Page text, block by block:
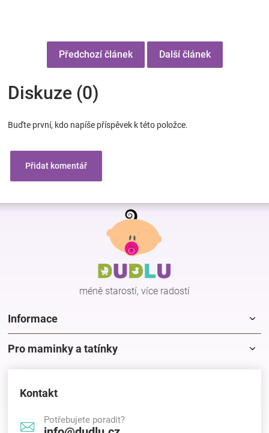
Předchozí článek Další článek
Diskuze (0)
Buďte první, kdo napíše příspěvek k této položce.
Přidat komentář
Z
méně starostí, více radostí
Informace
Pro maminky a tatínky
Kontakt
Potřebujete poradit?